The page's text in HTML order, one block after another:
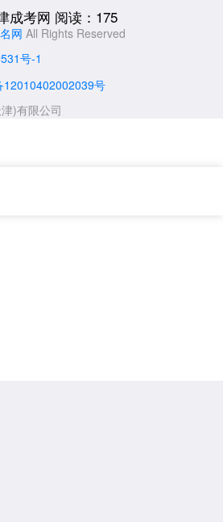
成考网 阅读：175
网 All Rights Reserved
号-1
12010402002039号
)有限公司